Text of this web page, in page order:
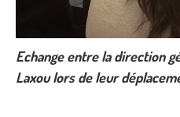
Echange entre la direction
Laxou lors de leur